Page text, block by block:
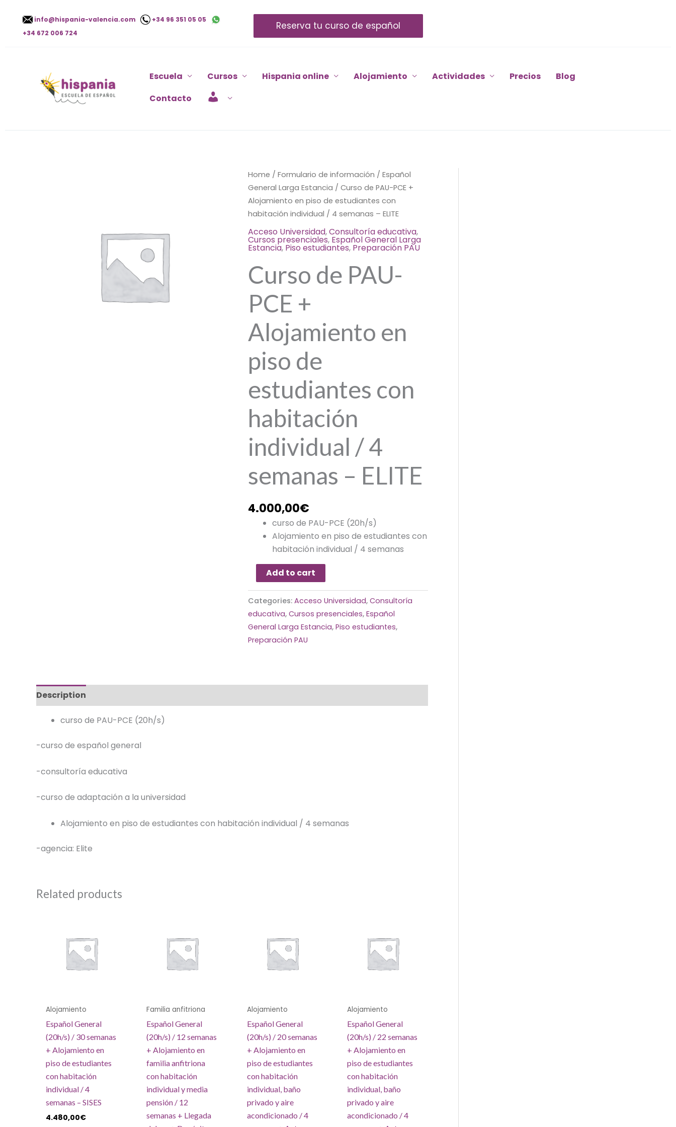
contenido
info@hispania-valencia.com
+34 96 351 05 05
+34 672 006 724
Reserva tu curso de español
Escuela Cursos Hispania online Alojamiento Actividades Precios
Blog
Contacto
Home / Formulario de información / Español
General Larga Estancia / Curso de PAU-PCE +
Alojamiento en piso de estudiantes con
habitación individual / 4 semanas – ELITE
Acceso Universidad,Consultoría educativa,
Cursos presenciales, Español General Larga
Estancia, Piso estudiantes, Preparación PAU
Curso de PAU-
PCE +
Alojamiento en
piso de
estudiantes con
habitación
individual / 4
semanas – ELITE
4.000,00€
curso de PAU-PCE (20h/s)
Alojamiento en piso de estudiantes con
habitación individual / 4 semanas
Curso
de
PAU-
PCE
+
Alojamiento
en
piso
de
con
individual
/
4
semanas
ELITE
quantity
Add to cart
Categories: Acceso Universidad, Consultoría
educativa, Cursos presenciales, Español
General Larga Estancia, Piso estudiantes,
Preparación PAU
Description
curso de PAU-PCE (20h/s)
-curso de español general
-consultoría educativa
-curso de adaptación a la universidad
Alojamiento en piso de estudiantes con habitación individual / 4 semanas
-agencia: Elite
Related products
Alojamiento
Español General
(20h/s) / 30 semanas
+ Alojamiento en
piso de estudiantes
con habitación
individual / 4
semanas – SISES
4.480,00€
Familia anfitriona
Español General
(20h/s) / 12 semanas
+ Alojamiento en
familia anfitriona
con habitación
individual y media
pensión / 12
semanas + Llegada
Alojamiento
Español General
(20h/s) / 20 semanas
+ Alojamiento en
piso de estudiantes
con habitación
individual, baño
privado y aire
acondicionado / 4
Alojamiento
Español General
(20h/s) / 22 semanas
+ Alojamiento en
piso de estudiantes
con habitación
individual, baño
privado y aire
acondicionado / 4